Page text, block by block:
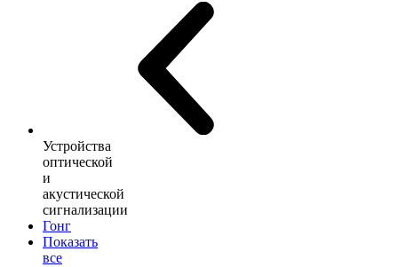
Устройства
оптической
и
акустической
сигнализации
Гонг
Показать
все